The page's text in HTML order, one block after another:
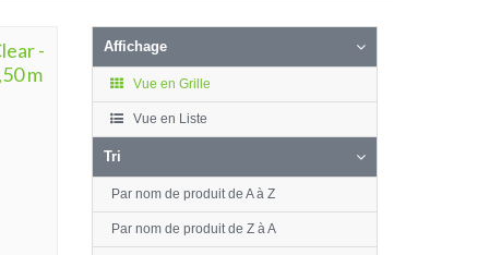
-
m
Affichage
Vue en Grille
Vue en Liste
Tri
Par nom de produit de A à Z
Par nom de produit de Z à A